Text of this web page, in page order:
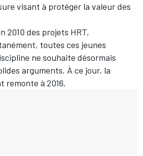
visant à protéger la valeur des
2010 des projets HRT,
toutes ces jeunes
ne souhaite désormais
arguments. À ce jour, la
remonte à 2016.